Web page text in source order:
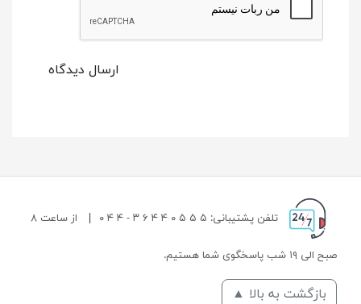
ارسال دیدگاه
تلفن پشتیبانی: ۵ ۵ ۵ ۰ ۴ ۴ ۶ ۳ - ۴ ۴ ۰ از ساعت ۸
صبح الی ۱۹ شب پاسخگوی شما هستیم.
بازگشت به بالا ▲